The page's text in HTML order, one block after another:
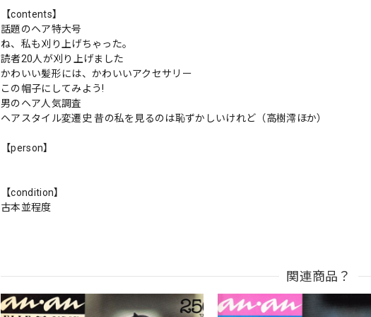
【contents】
話題のヘア特大号
ね、私も刈り上げちゃった。
読者20人が刈り上げました
かわいい髪形には、かわいいアクセサリー
この帽子にしてみよう!
男のヘア人気調査
ヘアスタイル変遷史 昔の私を見るのは恥ずかしいけれど（高樹澪ほか）
【person】
【condition】
古本並程度
関連商品？